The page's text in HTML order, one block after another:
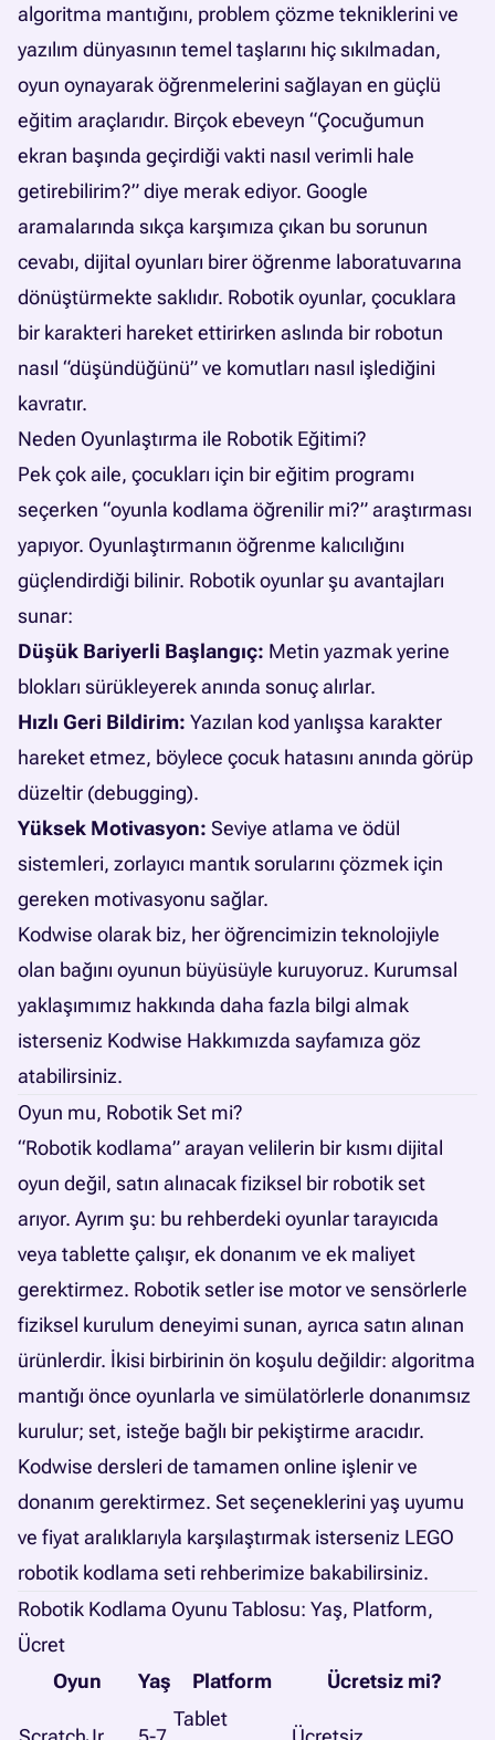
algoritma mantığını, problem çözme tekniklerini ve
yazılım dünyasının temel taşlarını hiç sıkılmadan,
oyun oynayarak öğrenmelerini sağlayan en güçlü
eğitim araçlarıdır. Birçok ebeveyn “Çocuğumun
ekran başında geçirdiği vakti nasıl verimli hale
getirebilirim?” diye merak ediyor. Google
aramalarında sıkça karşımıza çıkan bu sorunun
cevabı, dijital oyunları birer öğrenme laboratuvarına
dönüştürmekte saklıdır. Robotik oyunlar, çocuklara
bir karakteri hareket ettirirken aslında bir robotun
nasıl “düşündüğünü” ve komutları nasıl işlediğini
kavratır.
Neden Oyunlaştırma ile Robotik Eğitimi?
Pek çok aile, çocukları için bir eğitim programı
seçerken “oyunla kodlama öğrenilir mi?” araştırması
yapıyor. Oyunlaştırmanın öğrenme kalıcılığını
güçlendirdiği bilinir. Robotik oyunlar şu avantajları
sunar:
Düşük Bariyerli Başlangıç: Metin yazmak yerine
blokları sürükleyerek anında sonuç alırlar.
Hızlı Geri Bildirim: Yazılan kod yanlışsa karakter
hareket etmez, böylece çocuk hatasını anında görüp
düzeltir (debugging).
Yüksek Motivasyon: Seviye atlama ve ödül
sistemleri, zorlayıcı mantık sorularını çözmek için
gereken motivasyonu sağlar.
Kodwise olarak biz, her öğrencimizin teknolojiyle
olan bağını oyunun büyüsüyle kuruyoruz. Kurumsal
yaklaşımımız hakkında daha fazla bilgi almak
isterseniz Kodwise Hakkımızda sayfamıza göz
atabilirsiniz.
Oyun mu, Robotik Set mi?
“Robotik kodlama” arayan velilerin bir kısmı dijital
oyun değil, satın alınacak fiziksel bir robotik set
arıyor. Ayrım şu: bu rehberdeki oyunlar tarayıcıda
veya tablette çalışır, ek donanım ve ek maliyet
gerektirmez. Robotik setler ise motor ve sensörlerle
fiziksel kurulum deneyimi sunan, ayrıca satın alınan
ürünlerdir. İkisi birbirinin ön koşulu değildir: algoritma
mantığı önce oyunlarla ve simülatörlerle donanımsız
kurulur; set, isteğe bağlı bir pekiştirme aracıdır.
Kodwise dersleri de tamamen online işlenir ve
donanım gerektirmez. Set seçeneklerini yaş uyumu
ve fiyat aralıklarıyla karşılaştırmak isterseniz LEGO
robotik kodlama seti rehberimize bakabilirsiniz.
Robotik Kodlama Oyunu Tablosu: Yaş, Platform,
Ücret
Oyun
Yaş Platform Ücretsiz mi?
Tablet